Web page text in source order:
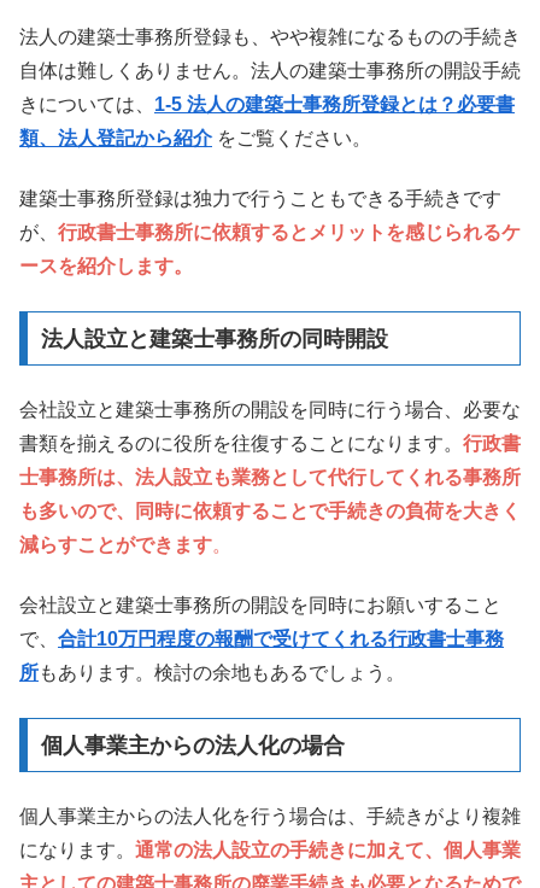
法人の建築士事務所登録も、やや複雑になるものの手続き
自体は難しくありません。法人の建築士事務所の開設手続
きについては、 1-5 法人の建築士事務所登録とは？必要書
類、法人登記から紹介をご覧ください。
建築士事務所登録は独力で行うこともできる手続きです
が、 行政書士事務所に依頼するとメリットを感じられるケ
ースを紹介します。
法人設立と建築士事務所の同時開設
会社設立と建築士事務所の開設を同時に行う場合、必要な
書類を揃えるのに役所を往復することになります。 行政書
士事務所は、法人設立も業務として代行してくれる事務所
も多いので、同時に依頼することで手続きの負荷を大きく
減らすことができます。
会社設立と建築士事務所の開設を同時にお願いすること
で、 合計10万円程度の報酬で受けてくれる行政書士事務
所もあります。検討の余地もあるでしょう。
個人事業主からの法人化の場合
個人事業主からの法人化を行う場合は、手続きがより複雑
になります。 通常の法人設立の手続きに加えて、個人事業
主としての建築士事務所の廃業手続きも必要となるためで